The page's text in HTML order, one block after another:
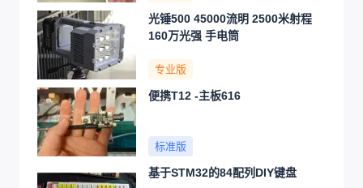
光锤500 45000流明 2500米射程
160万光强 手电筒
专业版
便携T12 -主板616
标准版
基于STM32的84配列DIY键盘